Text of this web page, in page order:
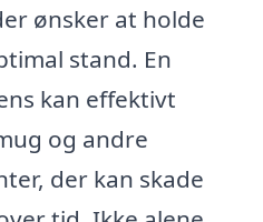
ønsker at holde
stand. En
kan effektivt
og andre
der kan skade